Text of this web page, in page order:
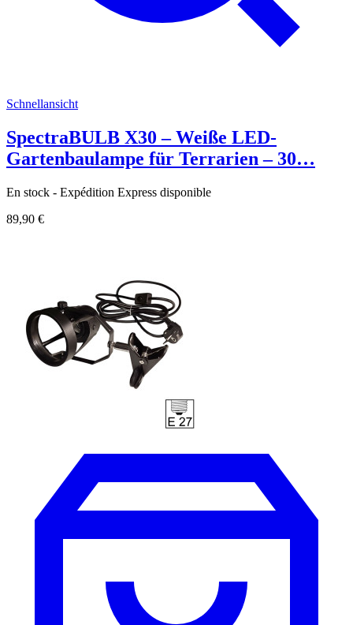
Schnellansicht
SpectraBULB X30 – Weiße LED-
Gartenbaulampe für Terrarien – 30…
En stock - Expédition Express disponible
89,90 €